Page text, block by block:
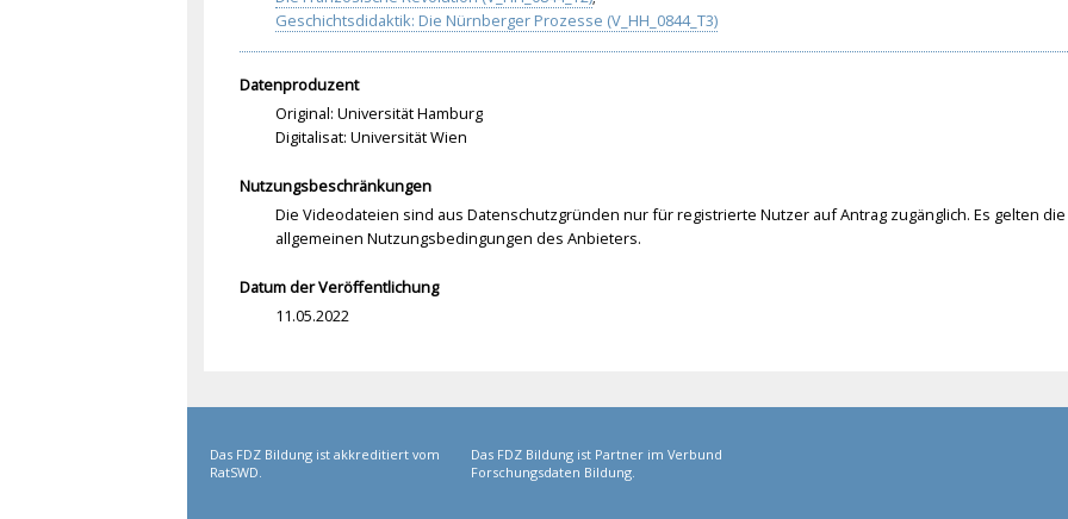
Geschichtsdidaktik: Die Nürnberger Prozesse (V_HH_0844_T3)
Datenproduzent
Original: Universität Hamburg
Digitalisat: Universität Wien
Nutzungsbeschränkungen
Die Videodateien sind aus Datenschutzgründen nur für registrierte Nutzer auf Antrag zugänglich. Es gelten die
allgemeinen Nutzungsbedingungen des Anbieters.
Datum der Veröffentlichung
11.05.2022
Das FDZ Bildung ist akkreditiert vom
RatSWD.
Das FDZ Bildung ist Partner im Verbund
Forschungsdaten Bildung.